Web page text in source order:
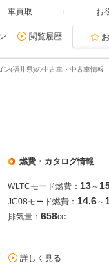
車買取 お
閲覧履歴
ン(福井県)の中古車・中古車情報
燃費・カタログ情報
WLTCモード燃費： 13～
JC08モード燃費： 14.6～
排気量： 658cc
詳しく見る